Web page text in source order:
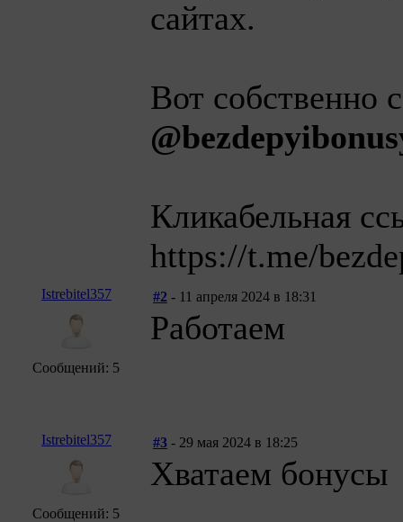
сайтах.
Вот собственно
Кликабельная
https://t.me/
Istrebitel357
Сообщений: 5
#2 - 11 апреля 2024 в 18:31
Работаем
Istrebitel357
Сообщений: 5
#3 - 29 мая 2024 в 18:25
Хватаем бонусы